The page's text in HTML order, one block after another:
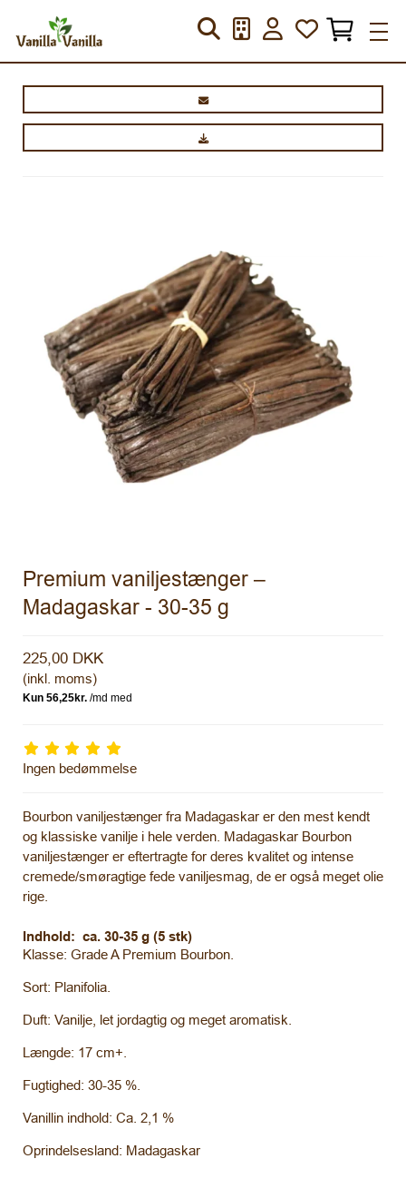
Premium vaniljestænger –
Madagaskar - 30-35 g
225,00 DKK
(inkl. moms)
Ingen bedømmelse
Bourbon vaniljestænger fra Madagaskar er den mest kendt
og klassiske vanilje i hele verden. Madagaskar Bourbon
vaniljestænger er eftertragte for deres kvalitet og intense
cremede/smøragtige fede vaniljesmag, de er også meget olie
rige.
Indhold: ca. 30-35 g (5 stk)
Klasse: Grade A Premium Bourbon.
Sort: Planifolia.
Duft: Vanilje, let jordagtig og meget aromatisk.
Længde: 17 cm+.
Fugtighed: 30-35 %.
Vanillin indhold: Ca. 2,1 %
Oprindelsesland: Madagaskar